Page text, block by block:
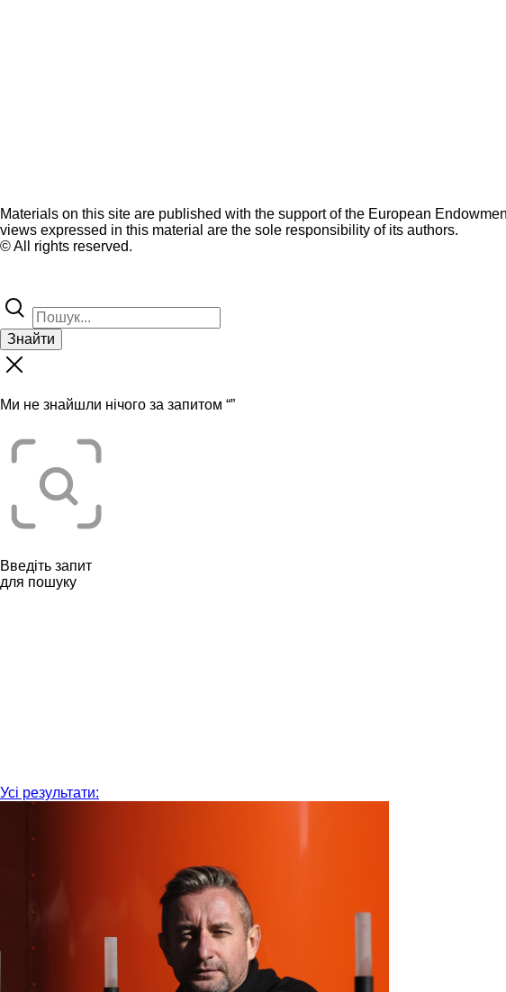
Materials on this site are published with the support of the European
views expressed in this material are the sole responsibility of its authors.
© All rights reserved.
Знайти
Ми не знайшли нічого за запитом “”
Введіть запит
для пошуку
Усі результати: